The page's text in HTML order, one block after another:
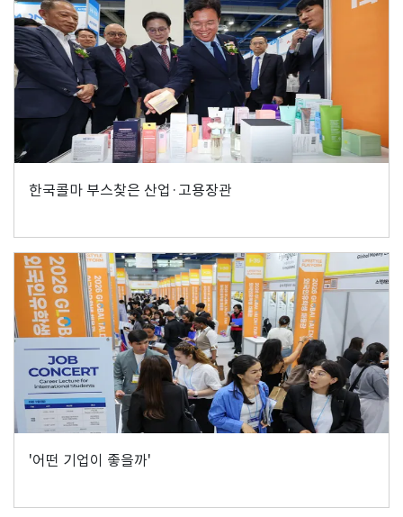
한국콜마 부스찾은 산업·고용장관
'어떤 기업이 좋을까'